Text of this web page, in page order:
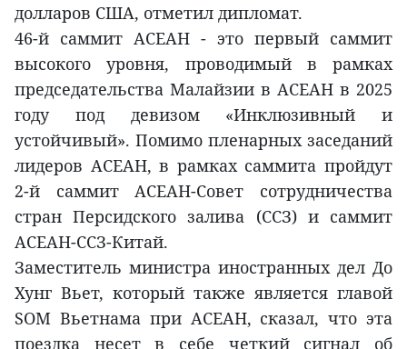
долларов США, отметил дипломат.
46-й саммит АСЕАН - это первый саммит
высокого уровня, проводимый в рамках
председательства Малайзии в АСЕАН в 2025
году под девизом «Инклюзивный и
устойчивый». Помимо пленарных заседаний
лидеров АСЕАН, в рамках саммита пройдут
2-й саммит АСЕАН-Совет сотрудничества
стран Персидского залива (ССЗ) и саммит
АСЕАН-ССЗ-Китай.
Заместитель министра иностранных дел До
Хунг Вьет, который также является главой
SOM Вьетнама при АСЕАН, сказал, что эта
поездка несет в себе четкий сигнал об